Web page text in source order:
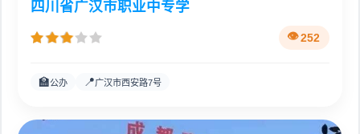
四川省广汉市职业中专学
252
🏫公办 📍广汉市西安路7号